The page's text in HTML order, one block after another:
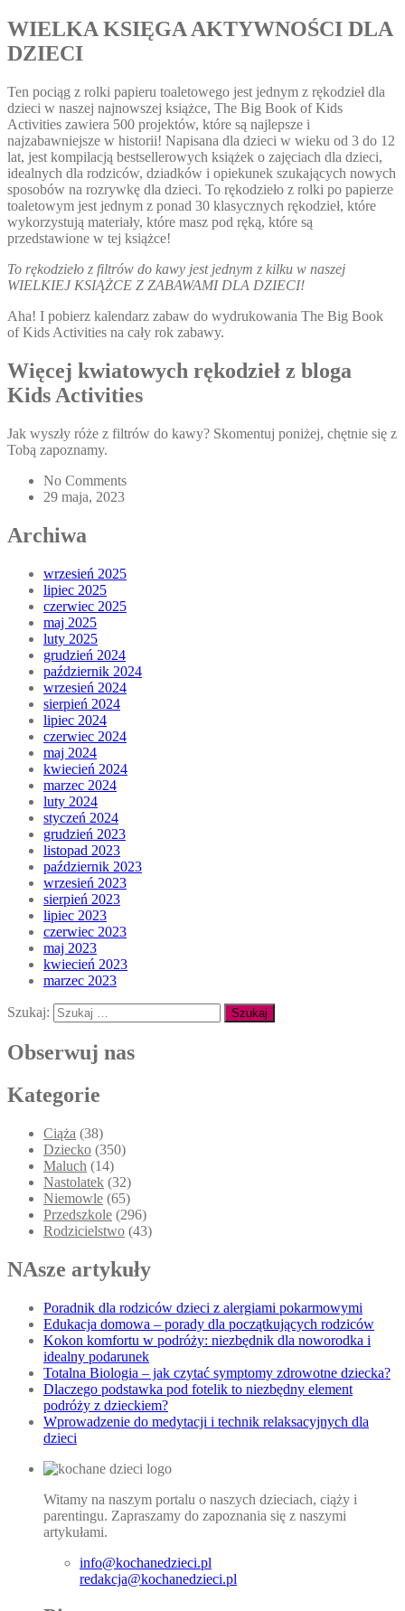
WIELKA KSIĘGA AKTYWNOŚCI DLA
DZIECI
Ten pociąg z rolki papieru toaletowego jest jednym z rękodzieł dla
dzieci w naszej najnowszej książce, The Big Book of Kids
Activities zawiera 500 projektów, które są najlepsze i
najzabawniejsze w historii! Napisana dla dzieci w wieku od 3 do 12
lat, jest kompilacją bestsellerowych książek o zajęciach dla dzieci,
idealnych dla rodziców, dziadków i opiekunek szukających nowych
sposobów na rozrywkę dla dzieci. To rękodzieło z rolki po papierze
toaletowym jest jednym z ponad 30 klasycznych rękodzieł, które
wykorzystują materiały, które masz pod ręką, które są
przedstawione w tej książce!
To rękodzieło z filtrów do kawy jest jednym z kilku w naszej
WIELKIEJ KSIĄŻCE Z ZABAWAMI DLA DZIECI!
Aha! I pobierz kalendarz zabaw do wydrukowania The Big Book
of Kids Activities na cały rok zabawy.
Więcej kwiatowych rękodzieł z bloga
Kids Activities
Jak wyszły róże z filtrów do kawy? Skomentuj poniżej, chętnie się z
Tobą zapoznamy.
No Comments
29 maja, 2023
Archiwa
wrzesień 2025
lipiec 2025
czerwiec 2025
maj 2025
luty 2025
grudzień 2024
październik 2024
wrzesień 2024
sierpień 2024
lipiec 2024
czerwiec 2024
maj 2024
kwiecień 2024
marzec 2024
luty 2024
styczeń 2024
grudzień 2023
listopad 2023
październik 2023
wrzesień 2023
sierpień 2023
lipiec 2023
czerwiec 2023
maj 2023
kwiecień 2023
marzec 2023
Szukaj:
Obserwuj nas
Kategorie
Ciąża (38)
Dziecko (350)
Maluch (14)
Nastolatek (32)
Niemowle (65)
Przedszkole (296)
Rodzicielstwo (43)
NAsze artykuły
Poradnik dla rodziców dzieci z alergiami pokarmowymi
Edukacja domowa – porady dla początkujących rodziców
Kokon komfortu w podróży: niezbędnik dla noworodka i
idealny podarunek
Totalna Biologia – jak czytać symptomy zdrowotne dziecka?
Dlaczego podstawka pod fotelik to niezbędny element
podróży z dzieckiem?
Wprowadzenie do medytacji i technik relaksacyjnych dla
dzieci
Witamy na naszym portalu o naszych dzieciach, ciąży i
parentingu. Zapraszamy do zapoznania się z naszymi
artykułami.
info@kochanedzieci.pl
redakcja@kochanedzieci.pl